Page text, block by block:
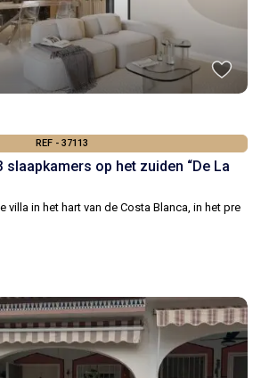
REF - 37113
slaapkamers op het zuiden “De La
villa in het hart van de Costa Blanca, in het pre